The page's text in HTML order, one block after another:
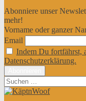
Abonniere unser
mehr!
Vorname oder ganzer
Email
Indem Du fortfährst,
Datenschutzerklärung.
Suchen
nach: